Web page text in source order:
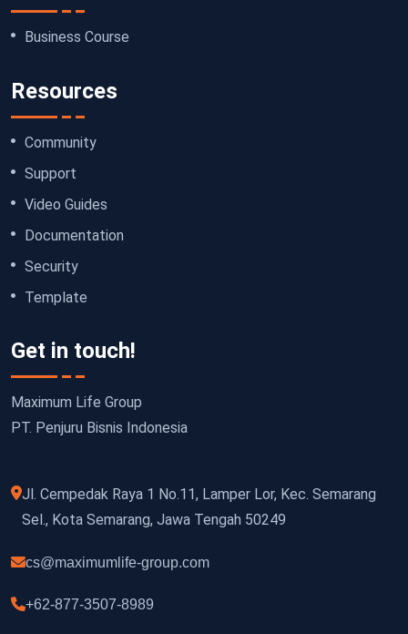
Business Course
Resources
Community
Support
Video Guides
Documentation
Security
Template
Get in touch!
Maximum Life Group
PT. Penjuru Bisnis Indonesia
Jl. Cempedak Raya 1 No.11, Lamper Lor, Kec. Semarang
Sel., Kota Semarang, Jawa Tengah 50249
cs@maximumlife-group.com
+62-877-3507-8989